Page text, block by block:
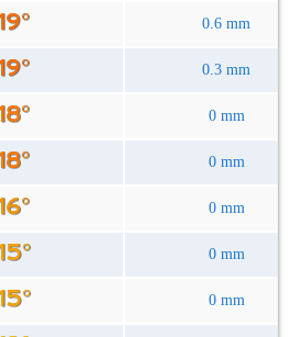
0.6 mm
0.3 mm
0 mm
0 mm
0 mm
0 mm
0 mm